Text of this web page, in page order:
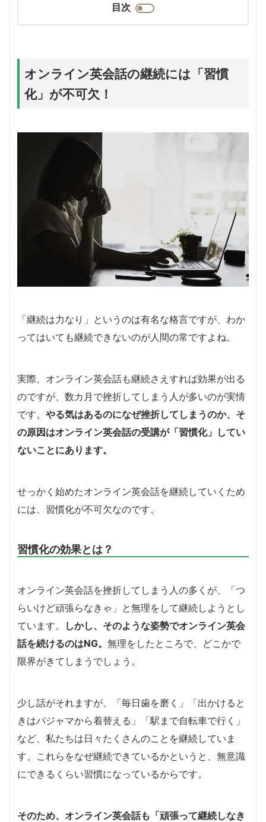
目次
オンライン英会話の継続には「習慣
化」が不可欠！
「継続は力なり」というのは有名な格言ですが、わか
ってはいても継続できないのが人間の常ですよね。
実際、オンライン英会話も継続さえすれば効果が出る
のですが、数カ月で挫折してしまう人が多いのが実情
です。 やる気はあるのになぜ挫折してしまうのか、そ
の原因はオンライン英会話の受講が「習慣化」してい
ないことにあります。
せっかく始めたオンライン英会話を継続していくため
には、習慣化が不可欠なのです。
習慣化の効果とは？
オンライン英会話を挫折してしまう人の多くが、「つ
らいけど頑張らなきゃ」と無理をして継続しようとし
ています。
しかし、そのような姿勢でオンライン英会
話を続けるのはNG。 無理をしたところで、どこかで
限界がきてしまうでしょう。
少し話がそれますが、「毎日歯を磨く」「出かけると
きはパジャマから着替える」「駅まで自転車で行く」
など、私たちは日々たくさんのことを継続していま
す。これらをなぜ継続できているかというと、無意識
にできるくらい習慣になっているからです。
そのため、オンライン英会話も「頑張って継続しなき